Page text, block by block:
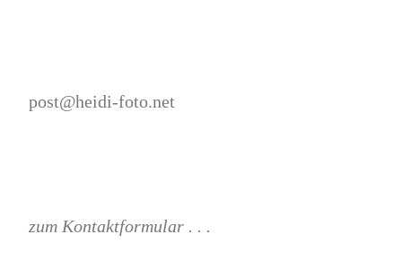
post@heidi-foto.net
zum Kontaktformular . . .